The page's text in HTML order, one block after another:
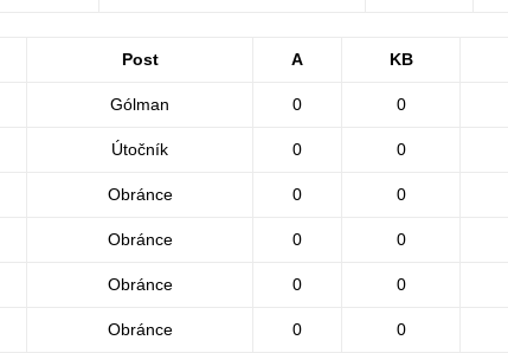
Post A KB
Gólman 0 0
Útočník 0 0
Obránce 0 0
Obránce 0 0
Obránce 0 0
Obránce 0 0